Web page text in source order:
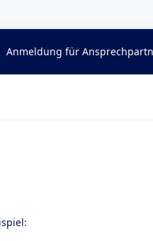
Anmeldung für